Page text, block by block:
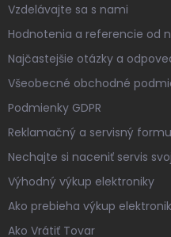
Vzdelávajte sa s nami
Hodnotenia a referencie od
Najčastejšie otázky a
Všeobecné obchodné
Podmienky GDPR
Reklamačný a servisný
Nechajte si naceniť servis
Výhodný výkup elektroniky
Ako prebieha výkup
Ako Vrátiť Tovar